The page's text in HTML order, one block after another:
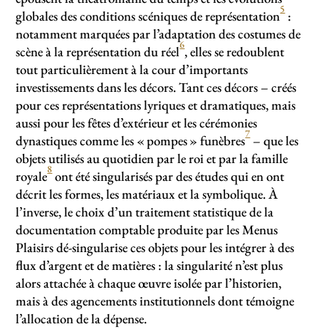
globales des conditions scéniques de représentation5:
notamment marquées par l’adaptation des costumes de
scène à la représentation du réel6, elles se redoublent
tout particulièrement à la cour d’importants
investissements dans les décors. Tant ces décors – créés
pour ces représentations lyriques et dramatiques, mais
aussi pour les fêtes d’extérieur et les cérémonies
dynastiques comme les «pompes» funèbres7– que les
objets utilisés au quotidien par le roi et par la famille
royale8ont été singularisés par des études qui en ont
décrit les formes, les matériaux et la symbolique. À
l’inverse, le choix d’un traitement statistique de la
documentation comptable produite par les Menus
Plaisirs dé-singularise ces objets pour les intégrer à des
flux d’argent et de matières : la singularité n’est plus
alors attachée à chaque œuvre isolée par l’historien,
mais à des agencements institutionnels dont témoigne
l’allocation de la dépense.